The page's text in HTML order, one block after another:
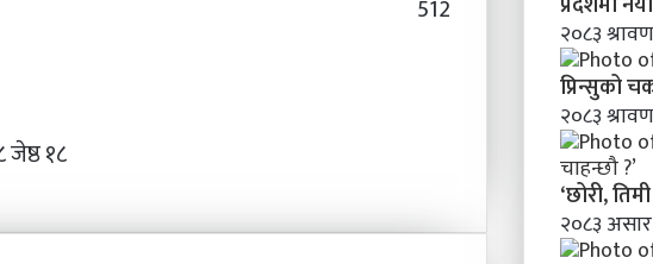
१८
512
२०८३
प्रिन्सुको
२०८३
‘छोरी,
२०८३